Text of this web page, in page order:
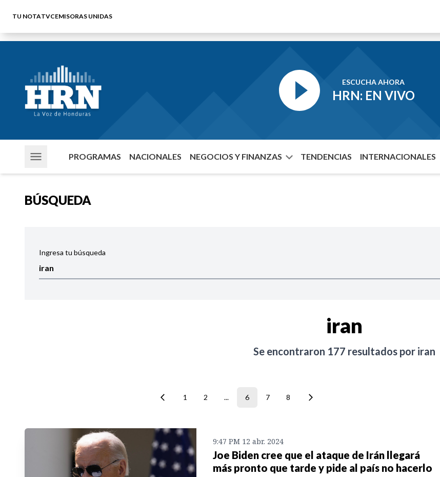
TU NOTATVCEMISORAS UNIDAS
ESCUCHA AHORA
HRN: EN VIVO
PROGRAMAS NACIONALES NEGOCIOS Y FINANZAS TENDENCIAS INTERNACIONALES
BÚSQUEDA
Ingresa tu búsqueda
iran
Se encontraron 177 resultados por iran
1 2 ... 6 7 8
9:47 PM 12 abr. 2024
Joe Biden cree que el ataque de Irán llegará
más pronto que tarde y pide al país no hacerlo